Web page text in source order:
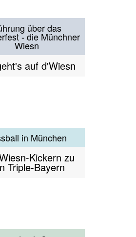
(un-)bekanntes
Viertel
im Dorf der